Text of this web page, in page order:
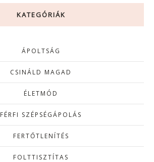
KATEGÓRIÁK
ÁPOLTSÁG
CSINÁLD MAGAD
ÉLETMÓD
FÉRFI SZÉPSÉGÁPOLÁS
FERTŐTLENÍTÉS
FOLTTISZTÍTAS